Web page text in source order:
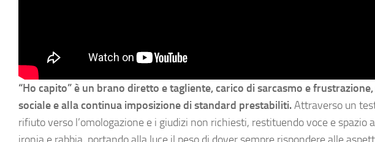
“Ho capito” è un brano diretto e tagliente, carico di sarcasmo e
sociale e alla continua imposizione di standard prestabiliti.Attraverso un
rifiuto verso l’omologazione e i giudizi non richiesti, restituendo voce e